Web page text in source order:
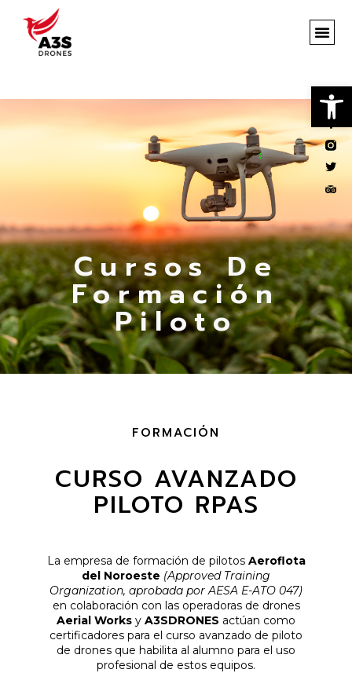
Abrir
Cursos De
Formación
Piloto
FORMACIÓN
CURSO AVANZADO
PILOTO RPAS
La empresa de formación de pilotos Aeroflota
del Noroeste (Approved Training
Organization, aprobada por AESA E-ATO 047)
en colaboración con las operadoras de drones
Aerial Works y A3SDRONES actúan como
certificadores para el curso avanzado de piloto
de drones que habilita al alumno para el uso
profesional de estos equipos.